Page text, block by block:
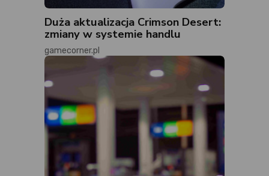
Duża aktualizacja Crimson Desert:
zmiany w systemie handlu
gamecorner.pl